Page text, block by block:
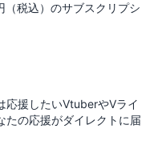
税込）のサブスクリプシ
応援したいVtuberやVライ
たの応援がダイレクトに届